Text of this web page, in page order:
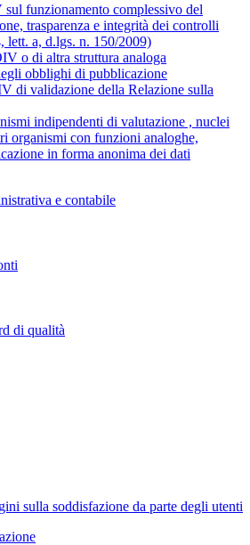
funzionamento complessivo del
trasparenza e integrità dei controlli
lett. a, d.lgs. n. 150/2009)
o di altra struttura analoga
obblighi di pubblicazione
di validazione della Relazione sulla
indipendenti di valutazione , nuclei
organismi con funzioni analoghe,
in forma anonima dei dati
e contabile
di qualità
sulla soddisfazione da parte degli utenti